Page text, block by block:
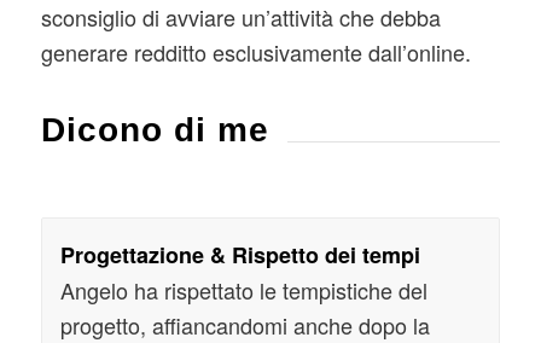
sconsiglio di avviare un’attività che debba
generare redditto esclusivamente dall’online.
Dicono di me
Progettazione & Rispetto dei tempi
Angelo ha rispettato le tempistiche del
progetto, affiancandomi anche dopo la